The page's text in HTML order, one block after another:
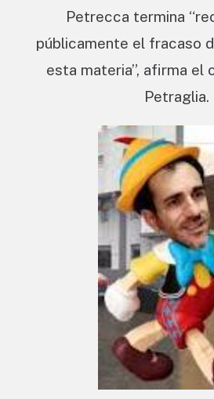
Petrecca termina
públicamente el fracaso
esta materia”, afirma el
Petraglia.